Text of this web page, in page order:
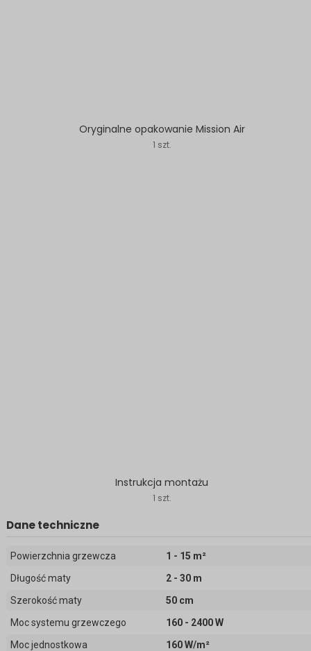
Oryginalne opakowanie Mission Air
1 szt.
Instrukcja montażu
1 szt.
Dane techniczne
Powierzchnia grzewcza
1 - 15 m²
Długość maty
2 - 30 m
Szerokość maty
50 cm
Moc systemu grzewczego
160 - 2400 W
Moc jednostkowa
160 W/m²